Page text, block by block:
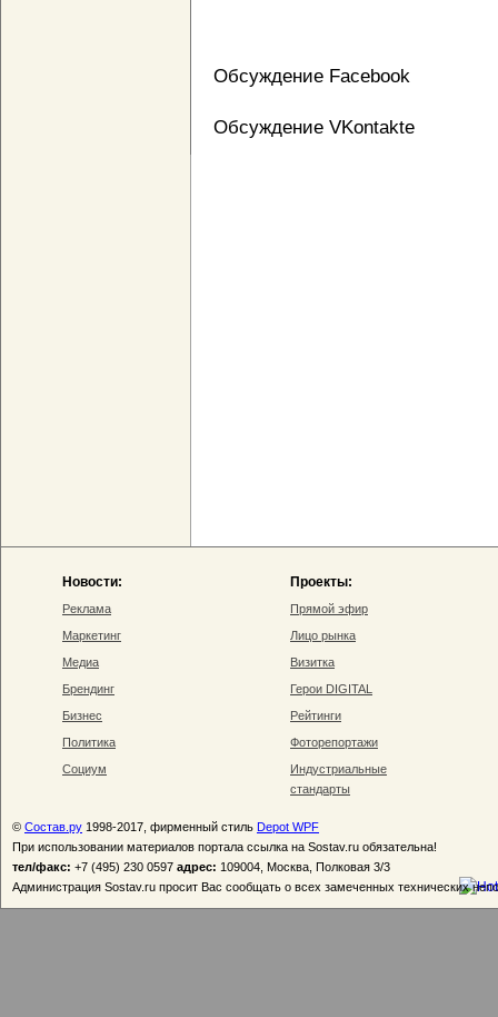
Обсуждение Facebook
Обсуждение VKontakte
Новости:
Реклама
Маркетинг
Медиа
Брендинг
Бизнес
Политика
Социум
Проекты:
Прямой эфир
Лицо рынка
Визитка
Герои DIGITAL
Рейтинги
Фоторепортажи
Индустриальные
стандарты
© Состав.ру 1998-2017, фирменный стиль Depot WPF
При использовании материалов портала ссылка на Sostav.ru обязательна!
тел/факс: +7 (495) 230 0597 адрес: 109004, Москва, Полковая 3/3
Администрация Sostav.ru просит Вас сообщать о всех замеченных технических